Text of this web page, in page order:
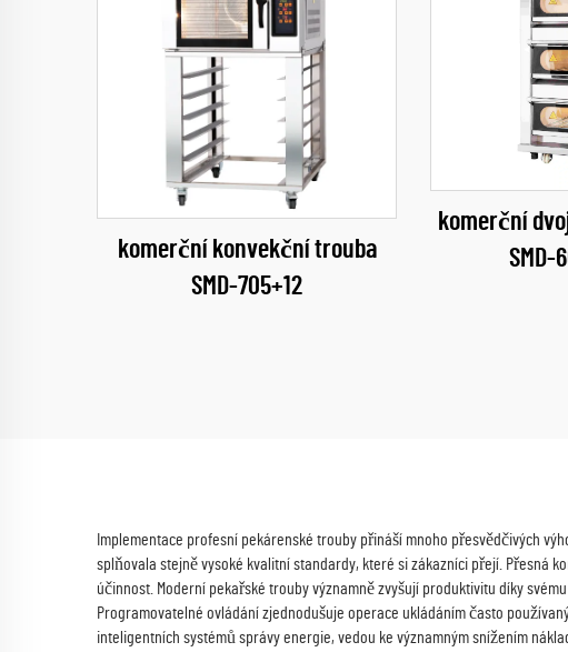
komerční konvekční trouba
SMD-705+12
komerční
SMD-
Implementace profesní pekárenské trouby přináší mnoho přesvědčivých
splňovala stejně vysoké kvalitní standardy, které si zákazníci přejí. Přesná
účinnost. Moderní pekařské trouby významně zvyšují produktivitu díky
Programovatelné ovládání zjednodušuje operace ukládáním často
inteligentních systémů správy energie, vedou ke významným snížením